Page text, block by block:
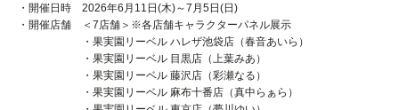
・開催日時 2026年6月11日(木)～7月5日(日)
・開催店舗 ＜7店舗＞※各店舗キャラクターパネル展示
・果実園リーベル ハレザ池袋店（春音あいら）
・果実園リーベル 目黒店（上葉みあ）
・果実園リーベル 藤沢店（彩瀬なる）
・果実園リーベル 麻布十番店（真中らぁら）